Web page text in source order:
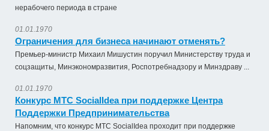
нерабочего периода в стране
01.01.1970
Ограничения для бизнеса начинают отменять?
Премьер-министр Михаил Мишустин поручил Министерству труда и
соцзащиты, Минэкономразвития, Роспотребнадзору и Минздраву ...
01.01.1970
Конкурс МТС SocialIdea при поддержке Центра
Поддержки Предпринимательства
Напомним, что конкурс МТС SocialIdea проходит при поддержке